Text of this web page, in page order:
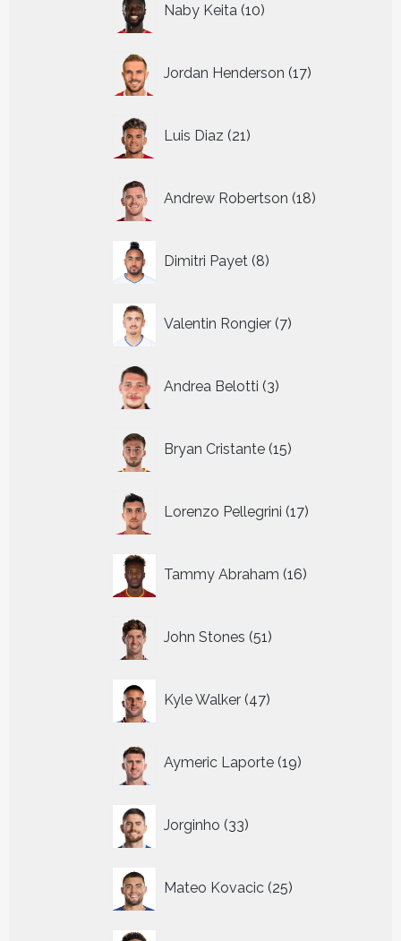
Naby Keita 10
producten
Jordan Henderson 17
producten
Luis Diaz 21
producten
Andrew Robertson 18
producten
Dimitri Payet 8
producten
Valentin Rongier 7
producten
Andrea Belotti 3
producten
Bryan Cristante 15
producten
Lorenzo Pellegrini 17
producten
Tammy Abraham 16
producten
John Stones 51
producten
Kyle Walker 47
producten
Aymeric Laporte 19
producten
Jorginho 33
producten
Mateo Kovacic 25
producten